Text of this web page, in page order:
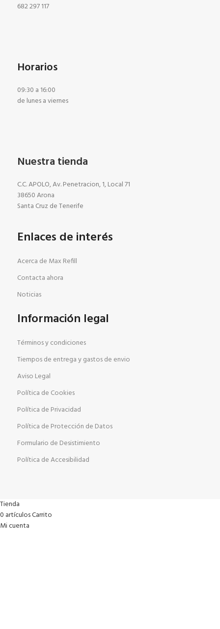
682 297 117
Horarios
09:30 a 16:00
de lunes a viernes
Nuestra tienda
C.C. APOLO, Av. Penetracion, 1, Local 71
38650 Arona
Santa Cruz de Tenerife
Enlaces de interés
Acerca de Max Refill
Contacta ahora
Noticias
Información legal
Términos y condiciones
Tiempos de entrega y gastos de envio
Aviso Legal
Política de Cookies
Política de Privacidad
Política de Protección de Datos
Formulario de Desistimiento
Política de Accesibilidad
Tienda
0 artículosCarrito
Mi cuenta